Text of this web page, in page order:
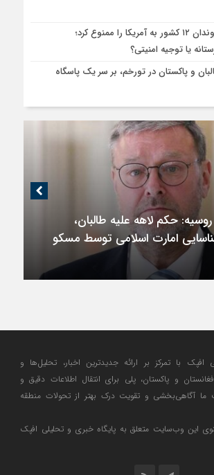
ترامپ سفر شهروندان ۱۲ کشور به آمریکا را ممنوع کرد؛
یا توجیه امنیتی؟
و پاکستان در تورخم، بر سر یک پاسگاه
حکم لاهه علیه طالبان،
امارت اسلامی توسط مسکو
افپک با تمرکز بر ارائه جدیدترین اخبار، تحلیل‌ها و
و پاکستان، پلی برای انتقال اطلاعات دقیق و
ما آگاهی‌بخشی و تقویت درک بهتر از تحولات منطقه
این وب‌سایت متعلق به پایگاه خبری و تحلیلی افپک